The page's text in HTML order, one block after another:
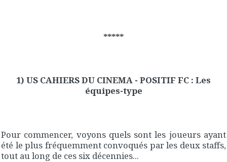
*****
1) US CAHIERS DU CINEMA - POSITIF FC : Les
équipes-type
Pour commencer, voyons quels sont les joueurs ayant
été le plus fréquemment convoqués par les deux staffs,
tout au long de ces six décennies...